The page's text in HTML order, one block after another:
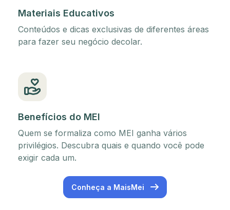
Materiais Educativos
Conteúdos e dicas exclusivas de diferentes áreas
para fazer seu negócio decolar.
Benefícios do MEI
Quem se formaliza como MEI ganha vários
privilégios. Descubra quais e quando você pode
exigir cada um.
Conheça a MaisMei